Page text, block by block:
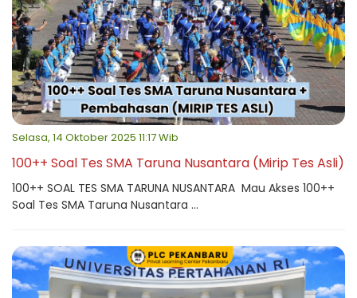
Selasa, 14 Oktober 2025 11:17 Wib
100++ Soal Tes SMA Taruna Nusantara (Mirip Tes Asli)
100++ SOAL TES SMA TARUNA NUSANTARA Mau Akses 100++
Soal Tes SMA Taruna Nusantara ...